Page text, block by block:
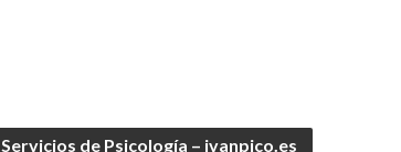
Servicios de Psicología – ivanpico.es